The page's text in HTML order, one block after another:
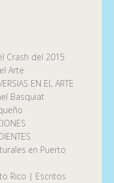
Crash del 2015
Arte
EN EL ARTE
Basquiat
en Puerto
Rico | Escritos